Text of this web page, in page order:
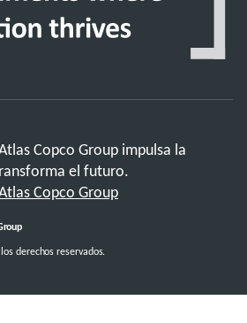
Copco Group impulsa la
el futuro.
Copco Group
derechos reservados.